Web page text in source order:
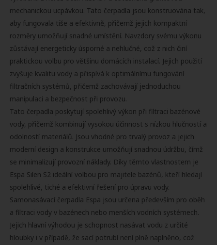
mechanickou ucpávkou. Tato čerpadla jsou konstruována tak,
aby fungovala tiše a efektivně, přičemž jejich kompaktní
rozměry umožňují snadné umístění. Navzdory svému výkonu
zůstávají energeticky úsporné a nehlučné, což z nich činí
praktickou volbu pro většinu domácích instalací. Jejich použití
zvyšuje kvalitu vody a přispívá k optimálnímu fungování
filtračních systémů, přičemž zachovávají jednoduchou
manipulaci a bezpečnost při provozu.
Tato čerpadla poskytují spolehlivý výkon při filtraci bazénové
vody, přičemž kombinují vysokou účinnost s nízkou hlučností a
odolností materiálů. Jsou vhodné pro trvalý provoz a jejich
moderní design a konstrukce umožňují snadnou údržbu, čímž
se minimalizují provozní náklady. Díky těmto vlastnostem je
Espa Silen S2 ideální volbou pro majitele bazénů, kteří hledají
spolehlivé, tiché a efektivní řešení pro úpravu vody.
Samonasávací čerpadla Espa jsou určena především pro oběh
a filtraci vody v bazénech nebo menších vodních systémech.
Jejich hlavní výhodou je schopnost nasávat vodu z určité
hloubky i v případě, že sací potrubí není plně naplněno, což